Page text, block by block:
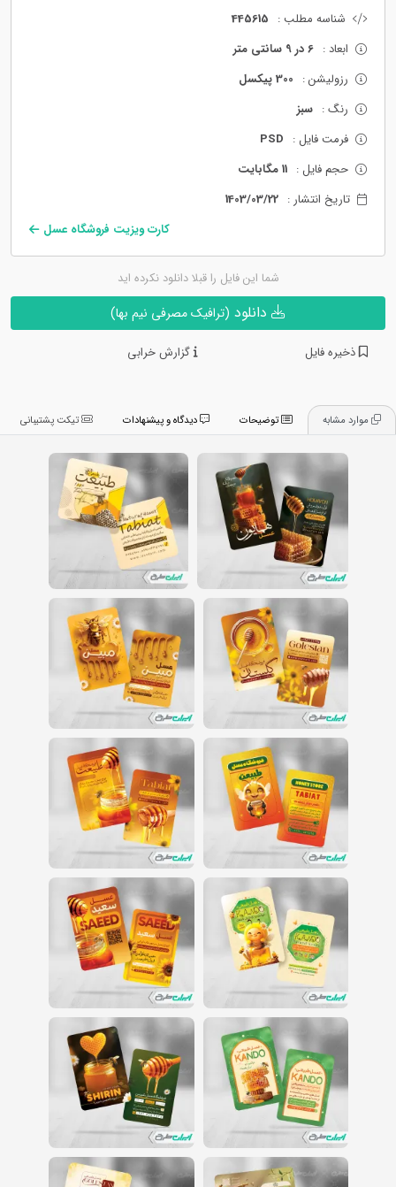
شناسه مطلب : 445615
ابعاد : 6 در 9 سانتی متر
رزولیشن : 300 پیکسل
رنگ : سبز
فرمت فایل : PSD
حجم فایل : 11 مگابایت
تاریخ انتشار : 1403/03/22
کارت ویزیت فروشگاه عسل
شما این فایل را قبلا دانلود نکرده اید
(ترافیک مصرفی نیم بها)
ذخیره فایل گزارش خرابی
توضیحات تیکت پشتیبانی